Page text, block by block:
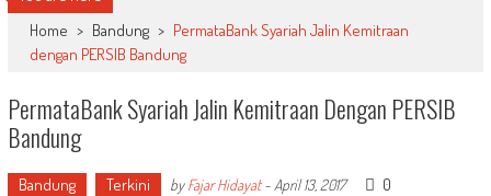
Home > Bandung > PermataBank Syariah Jalin Kemitraan
dengan PERSIB Bandung
PermataBank Syariah Jalin Kemitraan Dengan PERSIB
Bandung
Bandung Terkini byFajar Hidayat- April 13, 2017 0